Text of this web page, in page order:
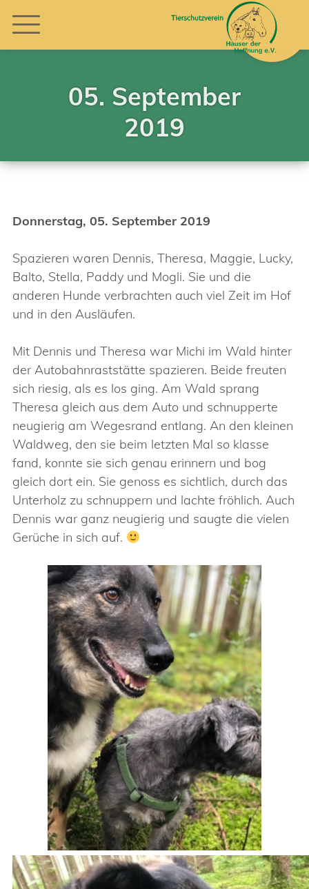
05. September
2019
Donnerstag, 05. September 2019
Spazieren waren Dennis, Theresa, Maggie, Lucky,
Balto, Stella, Paddy und Mogli. Sie und die
anderen Hunde verbrachten auch viel Zeit im Hof
und in den Ausläufen.
Mit Dennis und Theresa war Michi im Wald hinter
der Autobahnraststätte spazieren. Beide freuten
sich riesig, als es los ging. Am Wald sprang
Theresa gleich aus dem Auto und schnupperte
neugierig am Wegesrand entlang. An den kleinen
Waldweg, den sie beim letzten Mal so klasse
fand, konnte sie sich genau erinnern und bog
gleich dort ein. Sie genoss es sichtlich, durch das
Unterholz zu schnuppern und lachte fröhlich. Auch
Dennis war ganz neugierig und saugte die vielen
Gerüche in sich auf.